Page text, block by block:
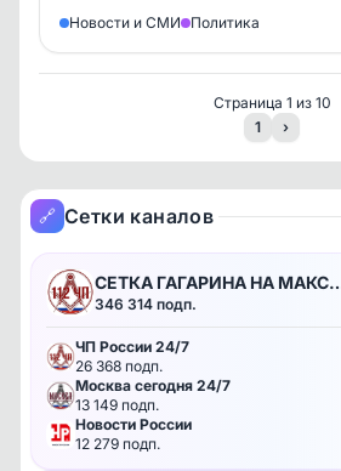
Новости и СМИ
Политика
Страница 1 из 10
1
›
🔗 Сетки каналов
СЕТКА ГАГАРИНА НА МАКС
ТРАФИКЕ
346 314 подп.
ЧП России 24/7
26 368 подп.
Москва сегодня 24/7
13 149 подп.
Новости России
12 279 подп.